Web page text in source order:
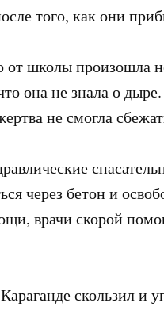
того, как они
от школы произошла
она не знала о
не смогла
через бетон и
врачи скорой
скользил и